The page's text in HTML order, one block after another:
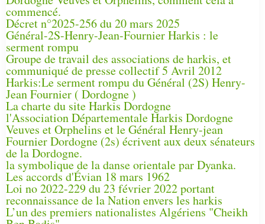
commencé.
Décret n°2025-256 du 20 mars 2025
Général-2S-Henry-Jean-Fournier Harkis : le
serment rompu
Groupe de travail des associations de harkis, et
communiqué de presse collectif 5 Avril 2012
Harkis:Le serment rompu du Général (2S) Henry-
Jean Fournier ( Dordogne )
La charte du site Harkis Dordogne
l'Association Départementale Harkis Dordogne
Veuves et Orphelins et le Général Henry-jean
Fournier Dordogne (2s) écrivent aux deux sénateurs
de la Dordogne.
la symbolique de la danse orientale par Dyanka.
Les accords d'Évian 18 mars 1962
Loi no 2022-229 du 23 février 2022 portant
reconnaissance de la Nation envers les harkis
L’un des premiers nationalistes Algériens "Cheikh